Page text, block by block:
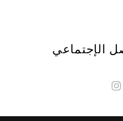
الإجتماعي